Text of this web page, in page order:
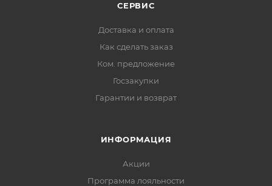
СЕРВИС
Доставка и оплата
Как сделать заказ
Ком. предложение
Госзакупки
Гарантии и возврат
ИНФОРМАЦИЯ
Акции
Программа лояльности